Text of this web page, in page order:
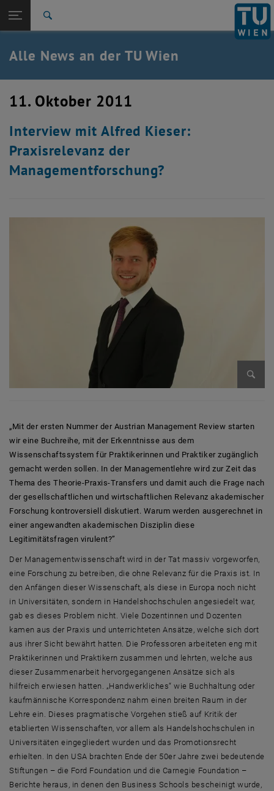
TU Login
Quicklinks
Quicklinks-Menü umschalten
Studium
Karriere
Zurück: Subseiten von TU Wien Startseite auflisten
Zurück zur letzten Ebene:
TU Wien Startseite
Übersicht
Alle News an der TU Wien
11. Oktober 2011
Interview mit Alfred Kieser:
Praxisrelevanz der
Managementforschung?
„Mit der ersten Nummer der Austrian Management Review starten
wir eine Buchreihe, mit der Erkenntnisse aus dem
Wissenschaftssystem für Praktikerinnen und Praktiker zugänglich
gemacht werden sollen. In der Managementlehre wird zur Zeit das
Thema des Theorie-Praxis-Transfers und damit auch die Frage nach
der gesellschaftlichen und wirtschaftlichen Relevanz akademischer
Forschung kontroversiell diskutiert. Warum werden ausgerechnet in
einer angewandten akademischen Disziplin diese
Legitimitätsfragen virulent?”
Der Managementwissenschaft wird in der Tat massiv vorgeworfen,
eine Forschung zu betreiben, die ohne Relevanz für die Praxis ist. In
den Anfängen dieser Wissenschaft, als diese in Europa noch nicht
in Universitäten, sondern in Handelshochschulen angesiedelt war,
gab es dieses Problem nicht. Viele Dozentinnen und Dozenten
kamen aus der Praxis und unterrichteten Ansätze, welche sich dort
aus ihrer Sicht bewährt hatten. Die Professoren arbeiteten eng mit
Praktikerinnen und Praktikern zusammen und lehrten, welche aus
dieser Zusammenarbeit hervorgegangenen Ansätze sich als
hilfreich erwiesen hatten. „Handwerkliches“ wie Buchhaltung oder
kaufmännische Korrespondenz nahm einen breiten Raum in der
Lehre ein. Dieses pragmatische Vorgehen stieß auf Kritik der
etablierten Wissenschaften, vor allem als Handelshochschulen in
Universitäten eingegliedert wurden und das Promotionsrecht
erhielten. In den USA brachten Ende der 50er Jahre zwei bedeutende
Stiftungen – die Ford Foundation und die Carnegie Foundation –
Berichte heraus, in denen den Business Schools bescheinigt wurde,